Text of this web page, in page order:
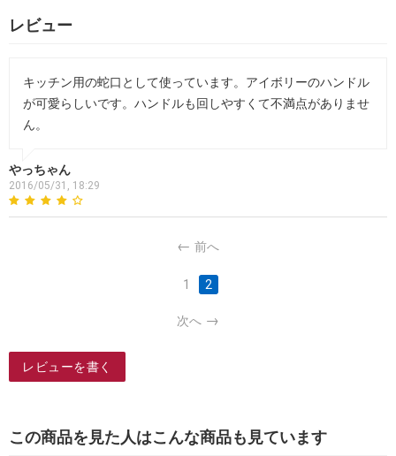
レビュー
キッチン用の蛇口として使っています。アイボリーのハンドル
が可愛らしいです。ハンドルも回しやすくて不満点がありませ
ん。
やっちゃん
2016/05/31, 18:29
前へ
1 2
次へ
レビューを書く
この商品を見た人はこんな商品も見ています